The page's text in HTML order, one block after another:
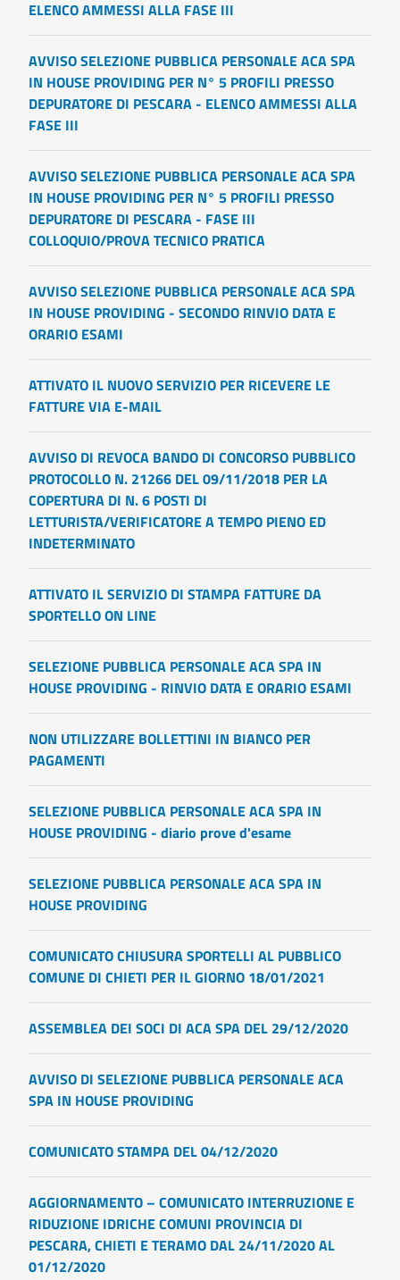
ELENCO AMMESSI ALLA FASE III
AVVISO SELEZIONE PUBBLICA PERSONALE ACA SPA
IN HOUSE PROVIDING PER N° 5 PROFILI PRESSO
DEPURATORE DI PESCARA - ELENCO AMMESSI ALLA
FASE III
AVVISO SELEZIONE PUBBLICA PERSONALE ACA SPA
IN HOUSE PROVIDING PER N° 5 PROFILI PRESSO
DEPURATORE DI PESCARA - FASE III
COLLOQUIO/PROVA TECNICO PRATICA
AVVISO SELEZIONE PUBBLICA PERSONALE ACA SPA
IN HOUSE PROVIDING - SECONDO RINVIO DATA E
ORARIO ESAMI
ATTIVATO IL NUOVO SERVIZIO PER RICEVERE LE
FATTURE VIA E-MAIL
AVVISO DI REVOCA BANDO DI CONCORSO PUBBLICO
PROTOCOLLO N. 21266 DEL 09/11/2018 PER LA
COPERTURA DI N. 6 POSTI DI
LETTURISTA/VERIFICATORE A TEMPO PIENO ED
INDETERMINATO
ATTIVATO IL SERVIZIO DI STAMPA FATTURE DA
SPORTELLO ON LINE
SELEZIONE PUBBLICA PERSONALE ACA SPA IN
HOUSE PROVIDING - RINVIO DATA E ORARIO ESAMI
NON UTILIZZARE BOLLETTINI IN BIANCO PER
PAGAMENTI
SELEZIONE PUBBLICA PERSONALE ACA SPA IN
HOUSE PROVIDING - diario prove d'esame
SELEZIONE PUBBLICA PERSONALE ACA SPA IN
HOUSE PROVIDING
COMUNICATO CHIUSURA SPORTELLI AL PUBBLICO
COMUNE DI CHIETI PER IL GIORNO 18/01/2021
ASSEMBLEA DEI SOCI DI ACA SPA DEL 29/12/2020
AVVISO DI SELEZIONE PUBBLICA PERSONALE ACA
SPA IN HOUSE PROVIDING
COMUNICATO STAMPA DEL 04/12/2020
AGGIORNAMENTO – COMUNICATO INTERRUZIONE E
RIDUZIONE IDRICHE COMUNI PROVINCIA DI
PESCARA, CHIETI E TERAMO DAL 24/11/2020 AL
01/12/2020